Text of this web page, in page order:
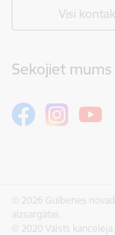
Visi
Sekojiet mums
© 2026 Gulbenes
aizsargātas.
© 2020 Valsts